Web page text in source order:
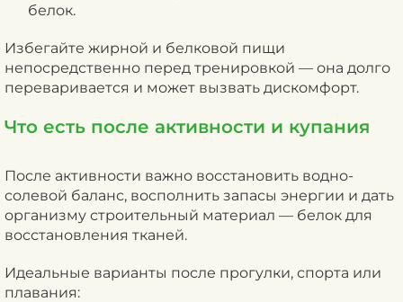
белок.
Избегайте жирной и белковой пищи
непосредственно перед тренировкой — она долго
переваривается и может вызвать дискомфорт.
Что есть после активности и купания
После активности важно восстановить водно-
солевой баланс, восполнить запасы энергии и дать
организму строительный материал — белок для
восстановления тканей.
Идеальные варианты после прогулки, спорта или
плавания: